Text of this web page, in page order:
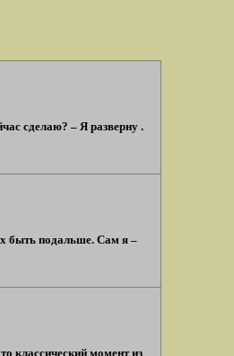
сделаю? – Я разверну .
быть подальше. Сам я –
классический момент из